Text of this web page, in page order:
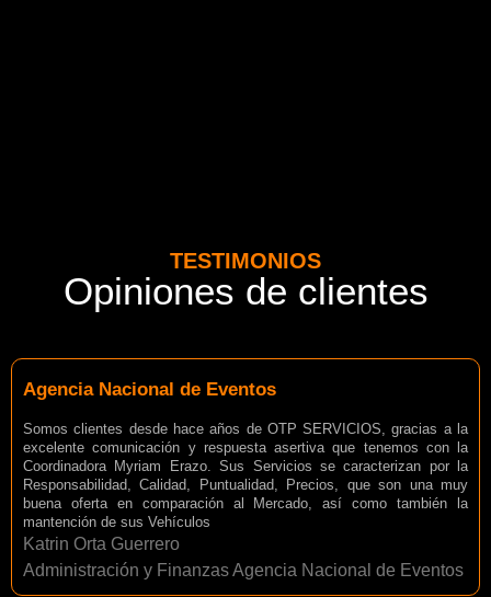
TESTIMONIOS
Opiniones de clientes
Agencia Nacional de Eventos
Somos clientes desde hace años de OTP SERVICIOS, gracias a la
excelente comunicación y respuesta asertiva que tenemos con la
Coordinadora Myriam Erazo. Sus Servicios se caracterizan por la
Responsabilidad, Calidad, Puntualidad, Precios, que son una muy
buena oferta en comparación al Mercado, así como también la
mantención de sus Vehículos
Katrin Orta Guerrero
Administración y Finanzas Agencia Nacional de Eventos